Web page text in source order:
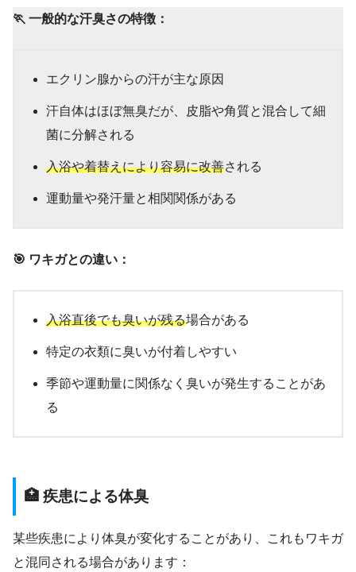
🏃 一般的な汗臭さの特徴：
エクリン腺からの汗が主な原因
汗自体はほぼ無臭だが、皮脂や角質と混合して細
菌に分解される
入浴や着替えにより容易に改善される
運動量や発汗量と相関関係がある
🎯 ワキガとの違い：
入浴直後でも臭いが残る場合がある
特定の衣類に臭いが付着しやすい
季節や運動量に関係なく臭いが発生することがあ
る
🏥 疾患による体臭
某些疾患により体臭が変化することがあり、これもワキガ
と混同される場合があります：